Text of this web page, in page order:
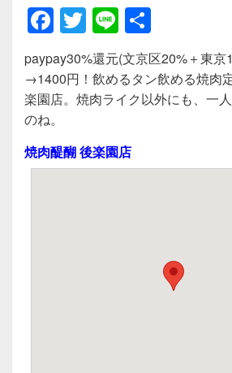
F
a
c
e
b
o
o
T
wi
tt
er
Li
n
e
有
paypay30%還元(文京区20%＋東京
→1400円！飲めるタン飲める焼肉
楽園店。焼肉ライク以外にも、一
のね。
焼肉醍醐 後楽園店